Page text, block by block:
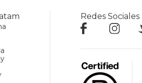
Redes Sociales